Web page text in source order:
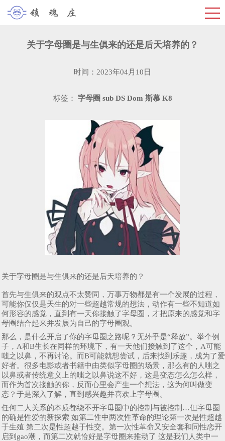
关于字母圈是与生俱来的还是后天培养的？
时间：2023年04月10日
标签： 字母圈 sub DS Dom 斯慕 K8
关于字母圈是与生俱来的还是后天培养的？
首先与生俱来的观点不太赞同，万事万物都是有一个发展的过程，
可能你仅仅是天生的对一些超越常规的想法，动作有一些不知道如
何形容的感觉，直到有一天你接触了字母圈，才把原来的感觉和字
母圈结合起来并发展为自己的字母圈观。
那么，是什么开启了你的字母圈之路呢？无外乎是“释放”。举个例
子，A和B生长在同样的环境下，有一天他们接触到了这个，A可能
嗤之以鼻，不再讨论。而B可能就想尝试，后来找到乐趣，成为了爱
好者。很多电影或者书籍中由类似字母圈的场景，那么有的人嗤之
以鼻或者传统意义上的嗤之以鼻说这不好，这是变态怎么怎么样，
而作为首次接触的你，反而心里会产生一个想法，这为何叫做变
态？于是深入了解，直到感兴趣并喜欢上字母圈。
任何二人关系的本质都绕不开字母圈中的控制与被控制…但字母圈
的确是性爱的新探索 如第二性中两次性革命的理论第一次是性超越
于生殖 第二次是性超越于性交。第一次性革命又安全套和同性恋开
启到gao潮，而第二次就恰好是字母圈来推动了 这是我们人类中一